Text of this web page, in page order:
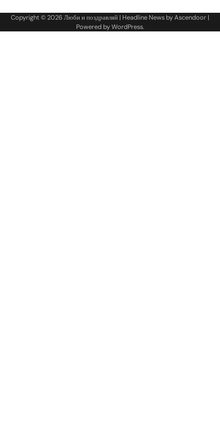
Copyright © 2026Люби и поздравляй | Headline News byAscendoor |
Powered byWordPress.